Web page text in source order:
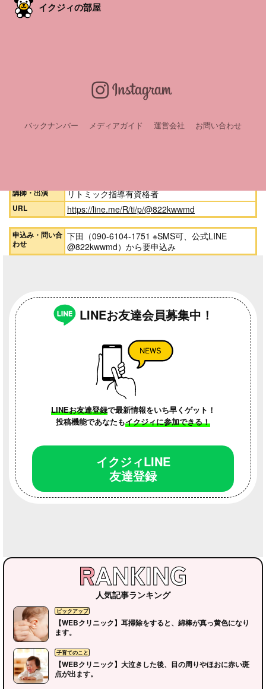
イクジィの部屋
バックナンバー メディアガイド 運営会社 お問い合わせ
合わせてリズム活動をしましょう！
2025年7月28日
場所 松本市 庄内地区公民館 和洋室
講師・出演 リトミック指導有資格者
URL https://line.me/R/ti/p/@822kwwmd
申込み・問い合
わせ
下田（090-6104-1751 ※SMS可、公式LINE
@822kwwmd）から要申込み
LINEお友達会員募集中！
LINEお友達登録で最新情報をいち早くゲット！
投稿機能であなたもイクジィに参加できる！
イクジィLINE
友達登録
人気記事ランキング
【WEBクリニック】耳掃除をすると、綿棒が真っ黄色になり
ます。
【WEBクリニック】大泣きした後、目の周りやほおに赤い斑
点が出ます。